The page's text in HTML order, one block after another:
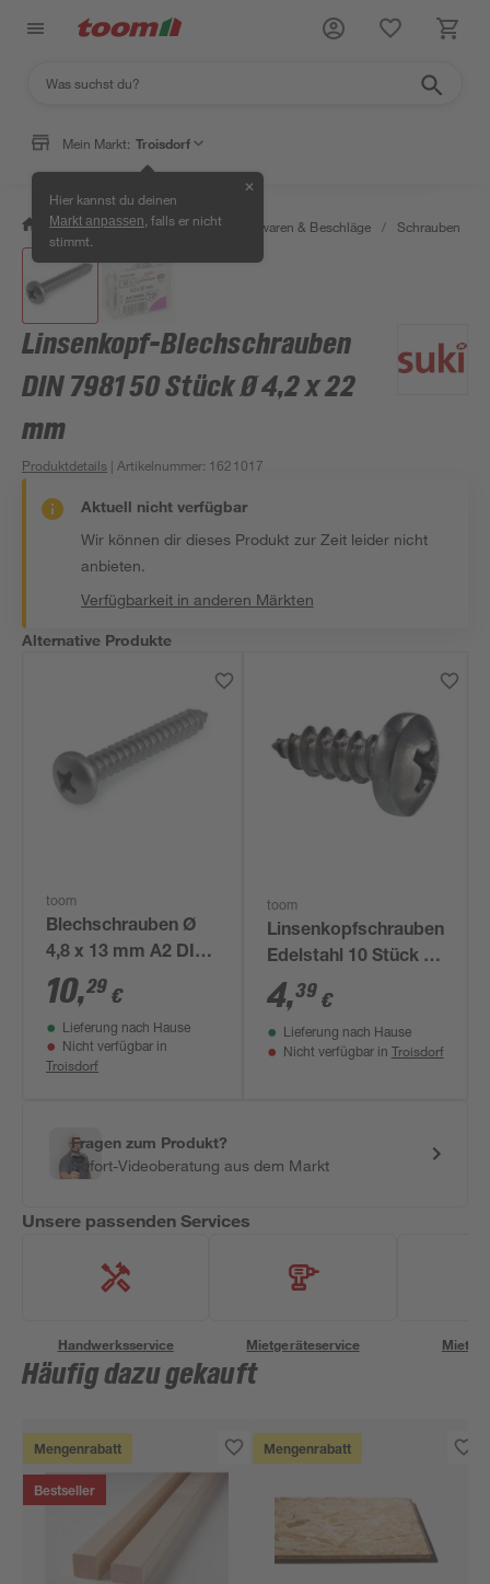
Mein Markt: Troisdorf
Hier kannst du deinen
Markt anpassen , falls er nicht
stimmt.
✕
/ Werkstatt & Maschinen / Eisenwaren & Beschläge / Schrauben
Linsenkopf-Blechschrauben
DIN 7981 50 Stück Ø 4,2 x 22
mm
Produktdetails | Artikelnummer: 1621017
Aktuell nicht verfügbar
Wir können dir dieses Produkt zur Zeit leider nicht
anbieten.
Verfügbarkeit in anderen Märkten
Alternative Produkte
toom
Blechschrauben Ø
4,8 x 13 mm A2 DIN
7981 50 Stück
10,29 €
Lieferung nach Hause
Nicht verfügbar in
Troisdorf
toom
Linsenkopfschrauben
Edelstahl 10 Stück Ø
4,8 x 13 mm
4,39 €
Lieferung nach Hause
Nicht verfügbar in Troisdorf
Fragen zum Produkt?
Sofort-Videoberatung aus dem Markt
Unsere passenden Services
Handwerksservice Mietgeräteservice
Häufig dazu gekauft
Mengenrabatt
Bestseller
Mengenrabatt